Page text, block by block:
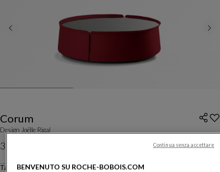
Corum
Design Joëlle Rigal
3 000 CHF
Prezzi esclusa consegna, valevoli in Svizzera
Tavolino - Feltro Di Lana Naturale
BENVENUTO SU ROCHE-BOBOIS.COM
Continua senza accettare